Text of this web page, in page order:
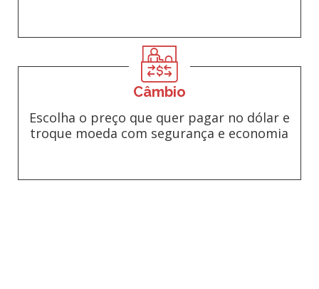
Câmbio
Escolha o preço que quer pagar no dólar e
troque moeda com segurança e economia